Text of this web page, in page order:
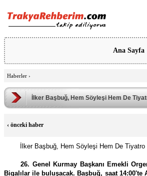
Ana Sayfa
Haberler ›
İlker Başbuğ, Hem Söyleşi Hem De
‹ önceki haber
İlker Başbuğ, Hem Söyleşi Hem De
26. Genel Kurmay Başkanı Emekli
Bigalılar ile buluşacak. Başbuğ, saat